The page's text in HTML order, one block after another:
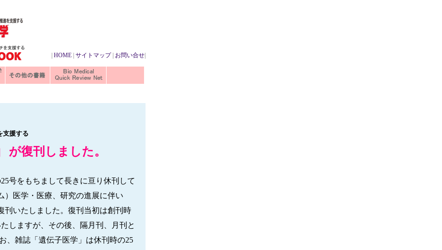
HOME サイトマップ| お問い合せ
支援する
が復刊しました。
号をもちまして長きに亘り休刊して
）医学・医療、研究の進展に伴い
刊いたしました。復刊当初は創刊時
しますが、その後、隔月刊、月刊と
、雑誌「遺伝子医学」は休刊時の25